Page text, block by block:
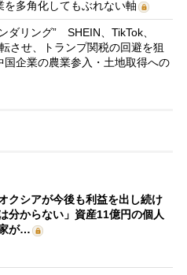
多角化してもぶれない軸
ダリング” SHEIN、TikTok、
させ、トランプ関税の回避を狙
企業の農業参入・土地取得への
オクシアが今後も利益を出し続け
分からない」資産11億円の個人
が…